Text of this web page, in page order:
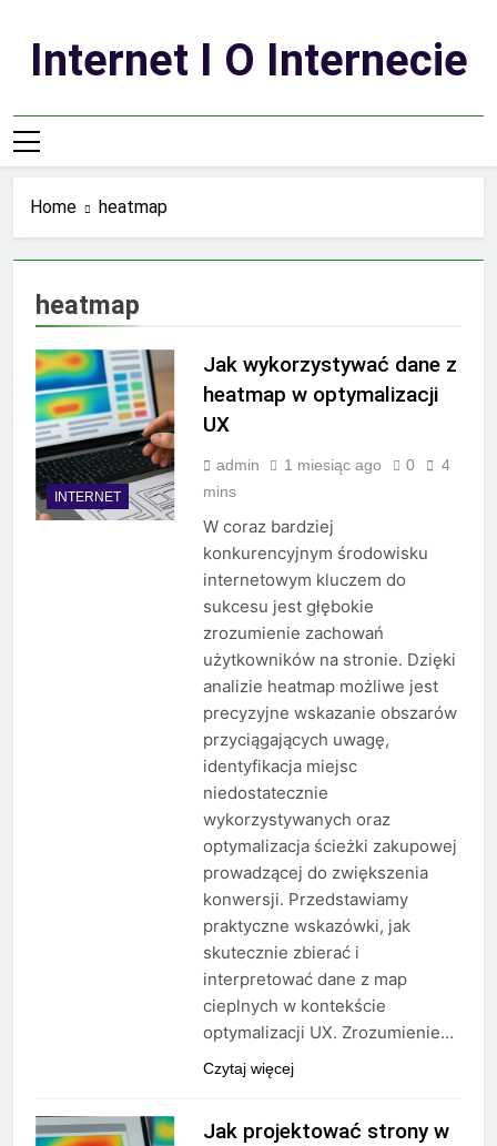
contentInternet I O Internecie
Home heatmap
heatmap
INTERNET
Jak wykorzystywać dane z
heatmap w optymalizacji
UX
admin 1 miesiąc ago 0
4
mins
W coraz bardziej
konkurencyjnym środowisku
internetowym kluczem do
sukcesu jest głębokie
zrozumienie zachowań
użytkowników na stronie. Dzięki
analizie heatmap możliwe jest
precyzyjne wskazanie obszarów
przyciągających uwagę,
identyfikacja miejsc
niedostatecznie
wykorzystywanych oraz
optymalizacja ścieżki zakupowej
prowadzącej do zwiększenia
konwersji. Przedstawiamy
praktyczne wskazówki, jak
skutecznie zbierać i
interpretować dane z map
cieplnych w kontekście
optymalizacji UX. Zrozumienie…
Czytaj więcej
Jak projektować strony w